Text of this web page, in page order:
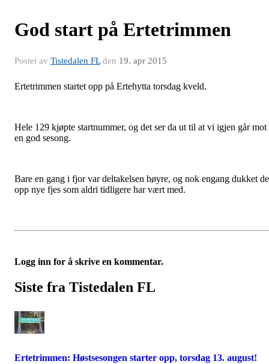
God start på Ertetrimmen
Postet av Tistedalen FLden 19. apr 2015
Ertetrimmen startet opp på Ertehytta torsdag kveld.
Hele 129 kjøpte startnummer, og det ser da ut til at vi igjen går mot
en god sesong.
Bare en gang i fjor var deltakelsen høyre, og nok engang dukket
opp nye fjes som aldri tidligere har vært med.
Logg inn for å skrive en kommentar.
Siste fra Tistedalen FL
Ertetrimmen: Høstsesongen starter opp, torsdag 13. august!